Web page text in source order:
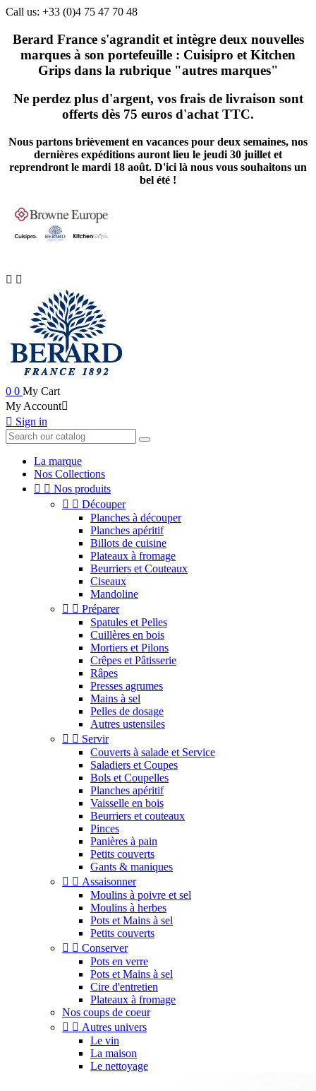
Call us: +33 (0)4 75 47 70 48
Berard France s'agrandit et intègre deux nouvelles
marques à son portefeuille : Cuisipro et Kitchen
Grips dans la rubrique "autres marques"
Ne perdez plus d'argent, vos frais de livraison sont
offerts dès 75 euros d'achat TTC.
Nous partons brièvement en vacances pour deux semaines, nos
dernières expéditions auront lieu le jeudi 30 juillet et
reprendront le mardi 18 août. D'ici là nous vous souhaitons un
bel été !
 
0 0 My Cart
My Account
 Sign in
La marque
Nos Collections
  Nos produits
  Découper
Planches à découper
Planches apéritif
Billots de cuisine
Plateaux à fromage
Beurriers et Couteaux
Ciseaux
Mandoline
  Préparer
Spatules et Pelles
Cuillères en bois
Mortiers et Pilons
Crêpes et Pâtisserie
Râpes
Presses agrumes
Mains à sel
Pelles de dosage
Autres ustensiles
  Servir
Couverts à salade et Service
Saladiers et Coupes
Bols et Coupelles
Planches apéritif
Vaisselle en bois
Beurriers et couteaux
Pinces
Panières à pain
Petits couverts
Gants & maniques
  Assaisonner
Moulins à poivre et sel
Moulins à herbes
Pots et Mains à sel
Petits couverts
  Conserver
Pots en verre
Pots et Mains à sel
Cire d'entretien
Plateaux à fromage
Nos coups de coeur
  Autres univers
Le vin
La maison
Le nettoyage